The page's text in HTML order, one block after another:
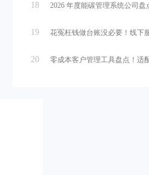
18 2026 年度能碳管理系统公司盘
19 花冤枉钱做台账没必要！线下
20 零成本客户管理工具盘点！适